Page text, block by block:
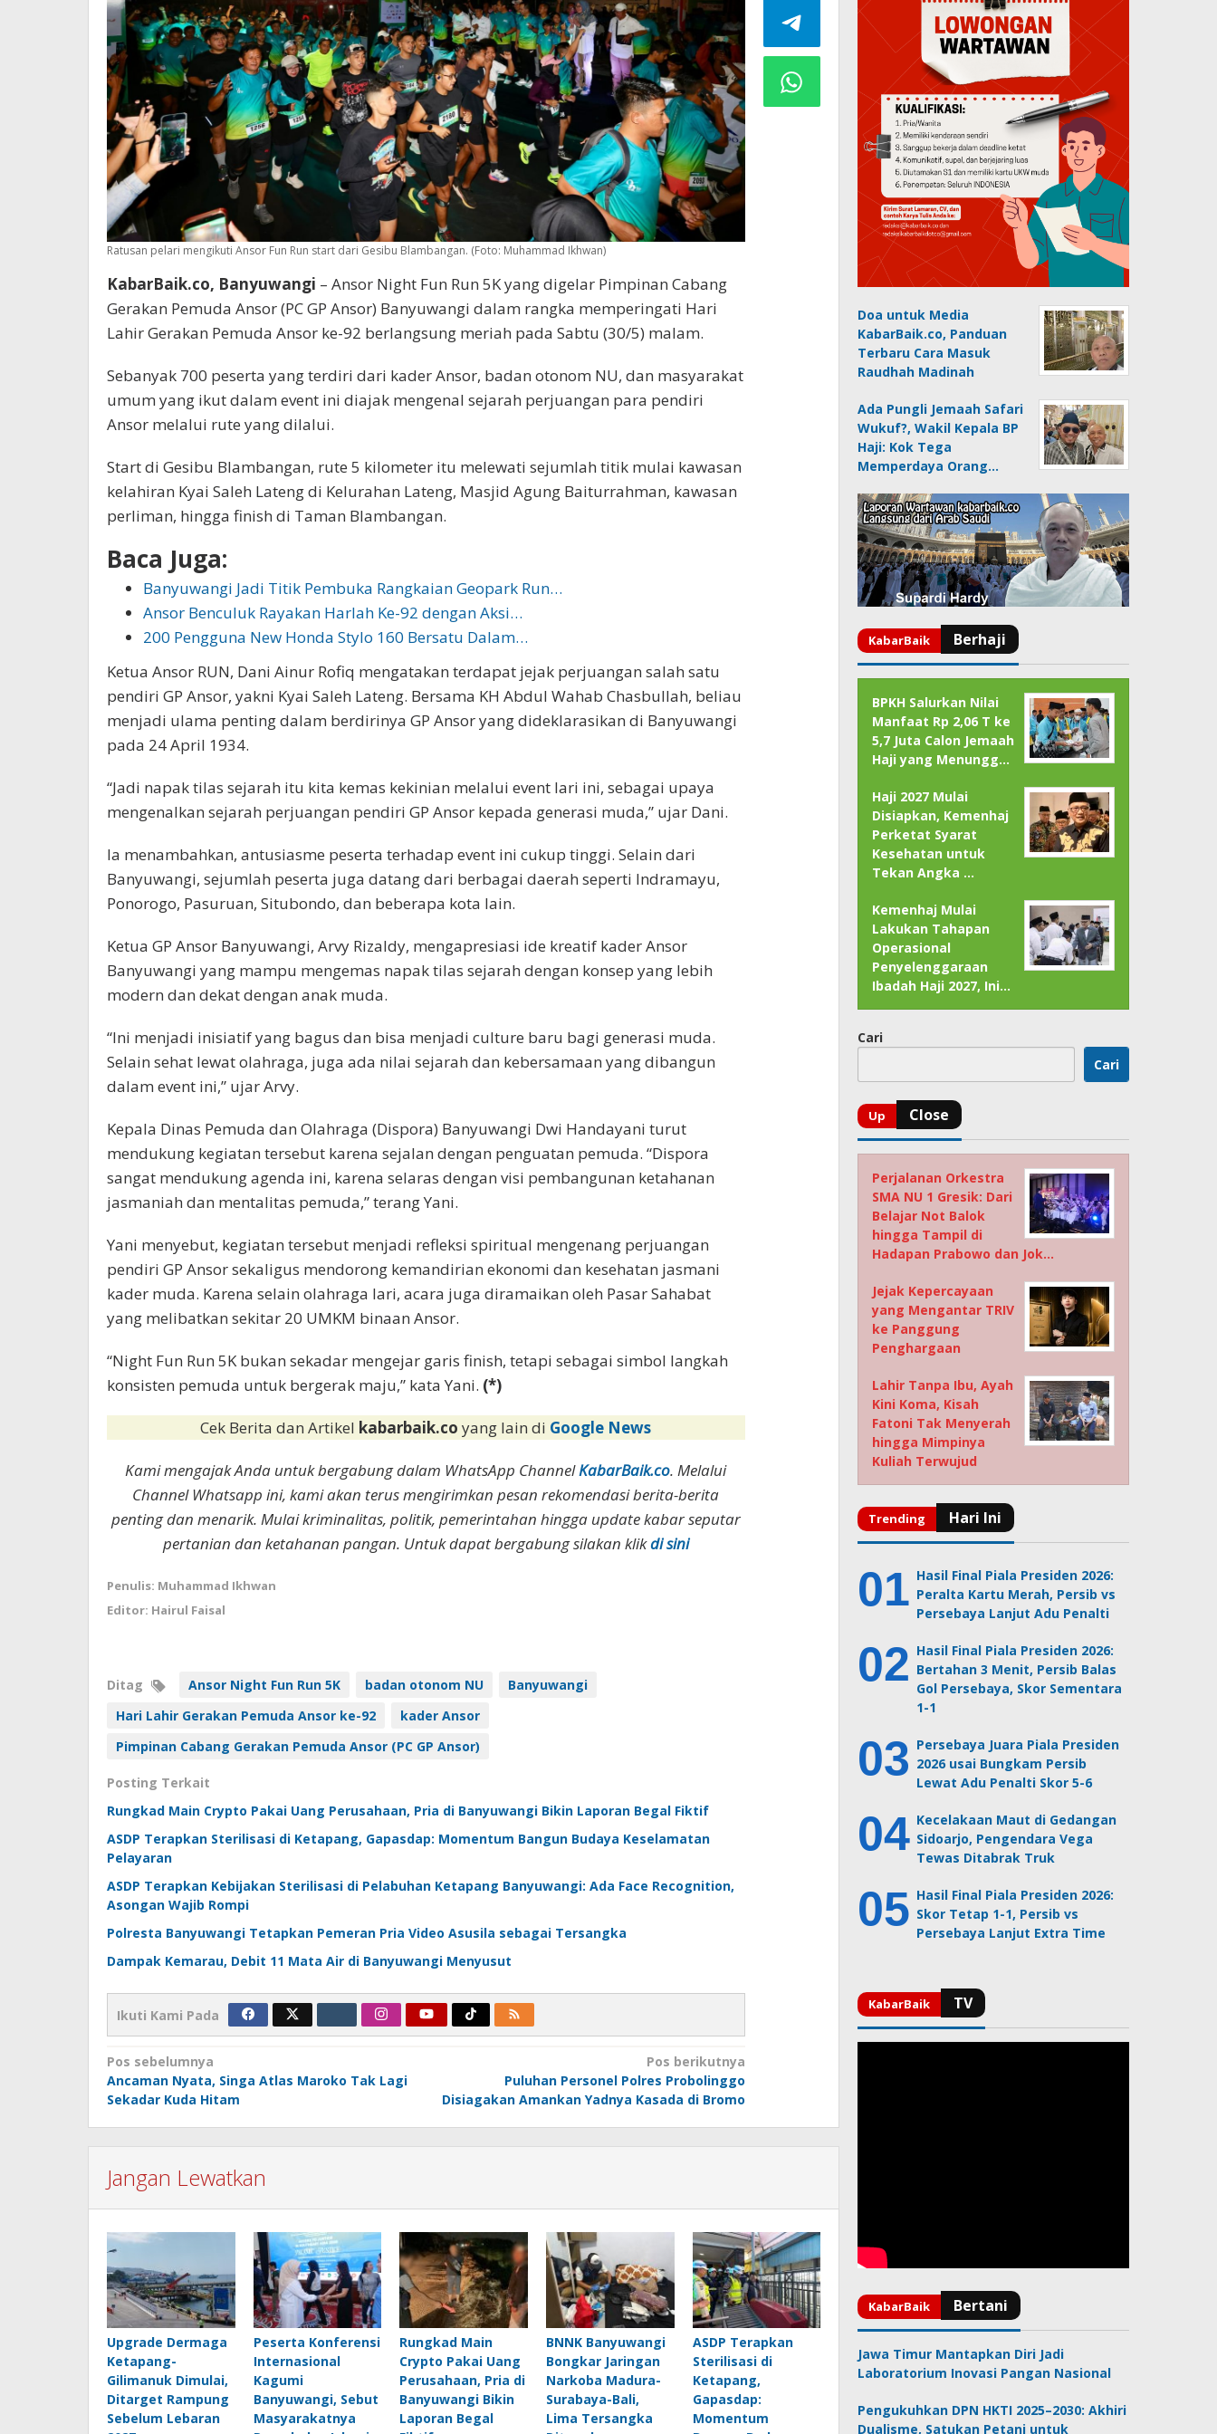
Ratusan pelari mengikuti Ansor Fun Run start dari Gesibu Blambangan. (Foto: Muhammad Ikhwan)
KabarBaik.co, Banyuwangi – Ansor Night Fun Run 5K yang digelar Pimpinan Cabang
Gerakan Pemuda Ansor (PC GP Ansor) Banyuwangi dalam rangka memperingati Hari
Lahir Gerakan Pemuda Ansor ke-92 berlangsung meriah pada Sabtu (30/5) malam.
Sebanyak 700 peserta yang terdiri dari kader Ansor, badan otonom NU, dan masyarakat
umum yang ikut dalam event ini diajak mengenal sejarah perjuangan para pendiri
Ansor melalui rute yang dilalui.
Start di Gesibu Blambangan, rute 5 kilometer itu melewati sejumlah titik mulai kawasan
kelahiran Kyai Saleh Lateng di Kelurahan Lateng, Masjid Agung Baiturrahman, kawasan
perliman, hingga finish di Taman Blambangan.
Baca Juga:
Banyuwangi Jadi Titik Pembuka Rangkaian Geopark Run…
Ansor Benculuk Rayakan Harlah Ke-92 dengan Aksi…
200 Pengguna New Honda Stylo 160 Bersatu Dalam…
Ketua Ansor RUN, Dani Ainur Rofiq mengatakan terdapat jejak perjuangan salah satu
pendiri GP Ansor, yakni Kyai Saleh Lateng. Bersama KH Abdul Wahab Chasbullah, beliau
menjadi ulama penting dalam berdirinya GP Ansor yang dideklarasikan di Banyuwangi
pada 24 April 1934.
“Jadi napak tilas sejarah itu kita kemas kekinian melalui event lari ini, sebagai upaya
mengenalkan sejarah perjuangan pendiri GP Ansor kepada generasi muda,” ujar Dani.
Ia menambahkan, antusiasme peserta terhadap event ini cukup tinggi. Selain dari
Banyuwangi, sejumlah peserta juga datang dari berbagai daerah seperti Indramayu,
Ponorogo, Pasuruan, Situbondo, dan beberapa kota lain.
Ketua GP Ansor Banyuwangi, Arvy Rizaldy, mengapresiasi ide kreatif kader Ansor
Banyuwangi yang mampu mengemas napak tilas sejarah dengan konsep yang lebih
modern dan dekat dengan anak muda.
“Ini menjadi inisiatif yang bagus dan bisa menjadi culture baru bagi generasi muda.
Selain sehat lewat olahraga, juga ada nilai sejarah dan kebersamaan yang dibangun
dalam event ini,” ujar Arvy.
Kepala Dinas Pemuda dan Olahraga (Dispora) Banyuwangi Dwi Handayani turut
mendukung kegiatan tersebut karena sejalan dengan penguatan pemuda. “Dispora
sangat mendukung agenda ini, karena selaras dengan visi pembangunan ketahanan
jasmaniah dan mentalitas pemuda,” terang Yani.
Yani menyebut, kegiatan tersebut menjadi refleksi spiritual mengenang perjuangan
pendiri GP Ansor sekaligus mendorong kemandirian ekonomi dan kesehatan jasmani
kader muda. Karena selain olahraga lari, acara juga diramaikan oleh Pasar Sahabat
yang melibatkan sekitar 20 UMKM binaan Ansor.
“Night Fun Run 5K bukan sekadar mengejar garis finish, tetapi sebagai simbol langkah
konsisten pemuda untuk bergerak maju,” kata Yani. (*)
Cek Berita dan Artikel kabarbaik.coyang lain di Google News
Kami mengajak Anda untuk bergabung dalam WhatsApp ChannelKabarBaik.co. Melalui
Channel Whatsapp ini, kami akan terus mengirimkan pesan rekomendasi berita-berita
penting dan menarik. Mulai kriminalitas, politik, pemerintahan hingga update kabar seputar
pertanian dan ketahanan pangan. Untuk dapat bergabung silakan klikdi sini
Penulis: Muhammad Ikhwan
Editor: Hairul Faisal
Ditag Ansor Night Fun Run 5K badan otonom NU
Banyuwangi
Hari Lahir Gerakan Pemuda Ansor ke-92
kader Ansor
Pimpinan Cabang Gerakan Pemuda Ansor (PC GP Ansor)
Posting Terkait
Rungkad Main Crypto Pakai Uang Perusahaan, Pria di Banyuwangi Bikin Laporan Begal Fiktif
ASDP Terapkan Sterilisasi di Ketapang, Gapasdap: Momentum Bangun Budaya Keselamatan
Pelayaran
ASDP Terapkan Kebijakan Sterilisasi di Pelabuhan Ketapang Banyuwangi: Ada Face Recognition,
Asongan Wajib Rompi
Polresta Banyuwangi Tetapkan Pemeran Pria Video Asusila sebagai Tersangka
Dampak Kemarau, Debit 11 Mata Air di Banyuwangi Menyusut
Ikuti Kami Pada
Navigasi
pos
Pos sebelumnya
Ancaman Nyata, Singa Atlas Maroko Tak Lagi
Sekadar Kuda Hitam
Pos berikutnya
Puluhan Personel Polres Probolinggo
Disiagakan Amankan Yadnya Kasada di Bromo
Jangan Lewatkan
Upgrade Dermaga
Ketapang-
Gilimanuk Dimulai,
Ditarget Rampung
Sebelum Lebaran
Peserta Konferensi
Internasional
Kagumi
Banyuwangi, Sebut
Masyarakatnya
Rungkad Main
Crypto Pakai Uang
Perusahaan, Pria di
Banyuwangi Bikin
Laporan Begal
BNNK Banyuwangi
Bongkar Jaringan
Narkoba Madura-
Surabaya-Bali,
Lima Tersangka
ASDP Terapkan
Sterilisasi di
Ketapang,
Gapasdap:
Momentum
Doa untuk Media
KabarBaik.co, Panduan
Terbaru Cara Masuk
Raudhah Madinah
Ada Pungli Jemaah Safari
Wukuf?, Wakil Kepala BP
Haji: Kok Tega
Memperdaya Orang…
BPKH Salurkan Nilai
Manfaat Rp 2,06 T ke
5,7 Juta Calon Jemaah
Haji yang Menungg…
Haji 2027 Mulai
Disiapkan, Kemenhaj
Perketat Syarat
Kesehatan untuk
Tekan Angka …
Kemenhaj Mulai
Lakukan Tahapan
Operasional
Penyelenggaraan
Ibadah Haji 2027, Ini…
Cari
Cari
Perjalanan Orkestra
SMA NU 1 Gresik: Dari
Belajar Not Balok
hingga Tampil di
Hadapan Prabowo dan Jok…
Jejak Kepercayaan
yang Mengantar TRIV
ke Panggung
Penghargaan
Lahir Tanpa Ibu, Ayah
Kini Koma, Kisah
Fatoni Tak Menyerah
hingga Mimpinya
Kuliah Terwujud
Hasil Final Piala Presiden 2026:
Peralta Kartu Merah, Persib vs
Persebaya Lanjut Adu Penalti
Hasil Final Piala Presiden 2026:
Bertahan 3 Menit, Persib Balas
Gol Persebaya, Skor Sementara
1-1
Persebaya Juara Piala Presiden
2026 usai Bungkam Persib
Lewat Adu Penalti Skor 5-6
Kecelakaan Maut di Gedangan
Sidoarjo, Pengendara Vega
Tewas Ditabrak Truk
Hasil Final Piala Presiden 2026:
Skor Tetap 1-1, Persib vs
Persebaya Lanjut Extra Time
Jawa Timur Mantapkan Diri Jadi
Laboratorium Inovasi Pangan Nasional
Pengukuhkan DPN HKTI 2025–2030: Akhiri
Dualisme, Satukan Petani untuk